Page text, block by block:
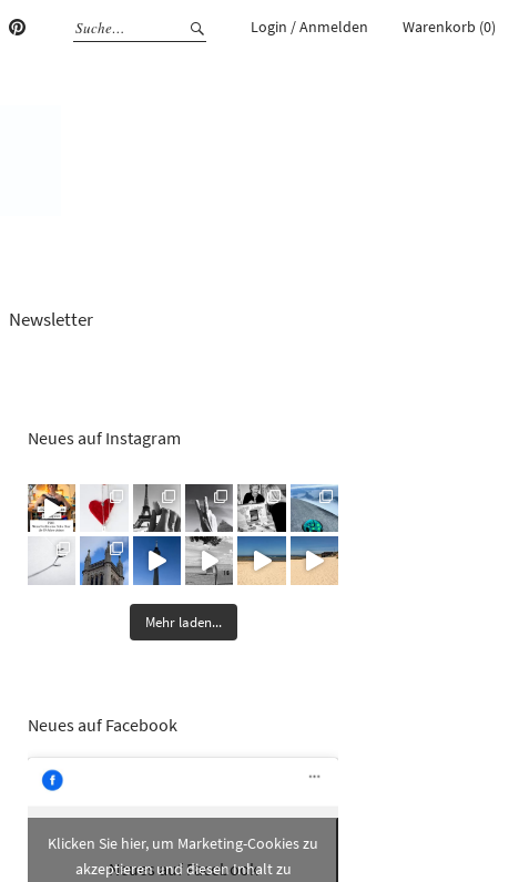
Login / Anmelden Warenkorb (0)
Newsletter
Neues auf Instagram
Mehr laden...
Neues auf Facebook
Neues auf Facebook
Klicken Sie hier, um Marketing-Cookies zu
akzeptieren und diesen Inhalt zu